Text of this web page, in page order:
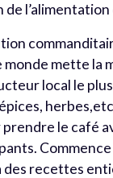
mette la
local le
le café
recettes